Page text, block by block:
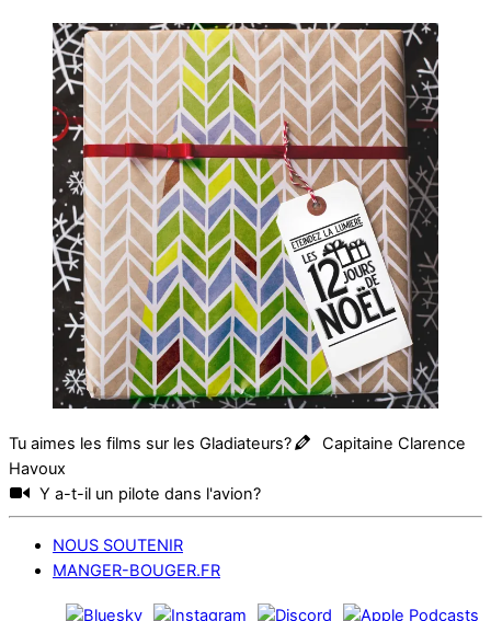
Tu aimes les films sur les Gladiateurs?
Capitaine Clarence
Havoux
Y a-t-il un pilote dans l'avion?
NOUS SOUTENIR
MANGER-BOUGER.FR